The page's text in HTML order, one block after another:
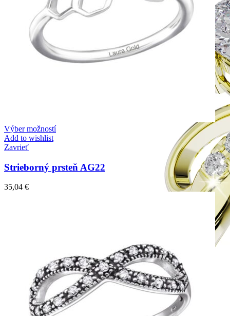
Výber možností
Add to wishlist
Zavrieť
Strieborný prsteň AG22
35,04 €